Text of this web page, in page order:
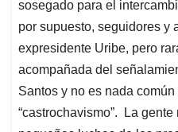
sosegado para el
por supuesto, seguidores y
expresidente Uribe, pero
acompañada del
Santos y no es nada
“castrochavismo”. La